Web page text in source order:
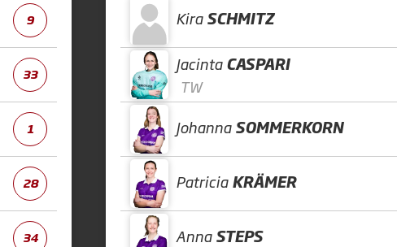
9
33
1
28
34
Kira SCHMITZ
Jacinta CASPARI
TW
Johanna SOMMERKORN
Patricia KRÄMER
Anna STEPS